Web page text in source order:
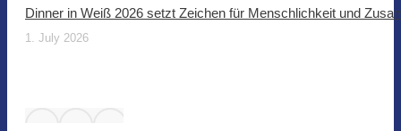
Dinner in Weiß 2026 setzt Zeichen für Menschlichkeit und
1. July 2026